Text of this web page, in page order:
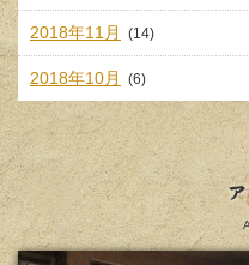
2018年11月 (14)
2018年10月 (6)